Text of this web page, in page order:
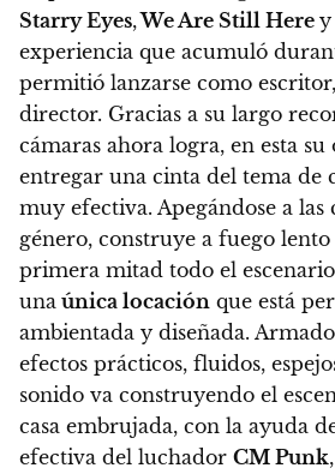
Starry Eyes,We Are Still Here y
experiencia que acumuló
permitió lanzarse como
director. Gracias a su largo
cámaras ahora logra, en esta
entregar una cinta del tema de
muy efectiva. Apegándose a
género, construye a fuego
primera mitad todo el
una única locación que está
ambientada y diseñada.
efectos prácticos, fluidos,
sonido va construyendo el
casa embrujada, con la ayuda
efectiva del luchador CM Punk